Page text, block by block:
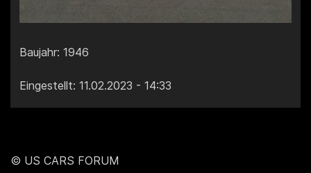
Baujahr: 1946
Eingestellt: 11.02.2023 - 14:33
© US CARS FORUM